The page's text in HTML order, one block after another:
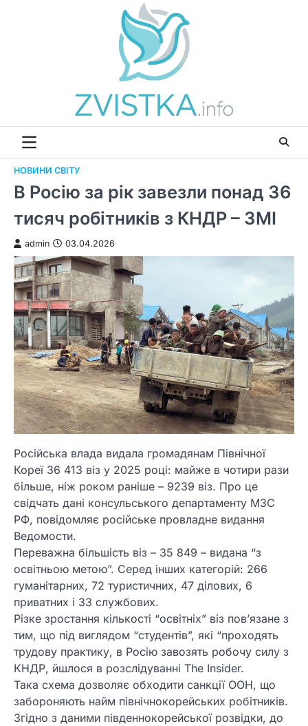
НОВИНИ СВІТУ
В Росію за рік завезли понад 36
тисяч робітників з КНДР – ЗМІ
admin 03.04.2026
Російська влада видала громадянам Північної
Кореї 36 413 віз у 2025 році: майже в чотири рази
більше, ніж роком раніше – 9239 віз. Про це
свідчать дані консульського департаменту МЗС
РФ, повідомляє російське провладне видання
Ведомости.
Переважна більшість віз – 35 849 – видана “з
освітньою метою”. Серед інших категорій: 266
гуманітарних, 72 туристичних, 47 ділових, 6
приватних і 33 службових.
Різке зростання кількості “освітніх” віз пов’язане з
тим, що під виглядом “студентів”, які “проходять
трудову практику, в Росію завозять робочу силу з
КНДР, йшлося в розслідуванні The Insider.
Така схема дозволяє обходити санкції ООН, що
забороняють найм північнокорейських робітників.
Згідно з даними південнокорейської розвідки, до